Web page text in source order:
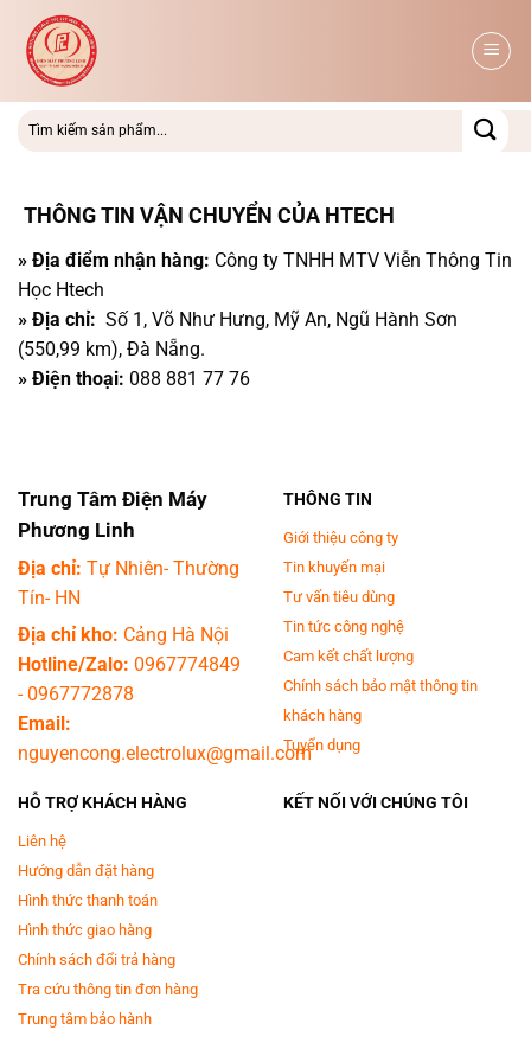
qua
dung
THÔNG TIN VẬN CHUYỂN CỦA HTECH
» Địa điểm nhận hàng: Công ty TNHH MTV Viễn Thông Tin
Học Htech
» Địa chỉ: Số 1, Võ Như Hưng, Mỹ An, Ngũ Hành Sơn
(550,99 km), Đà Nẵng.
» Điện thoại: 088 881 77 76
Trung Tâm Điện Máy
Phương Linh
Địa chỉ: Tự Nhiên- Thường
Tín- HN
Địa chỉ kho: Cảng Hà Nội
Hotline/Zalo: 0967774849
-0967772878
Email:
nguyencong.electrolux@gmail.com
THÔNG TIN
Giới thiệu công ty
Tin khuyến mại
Tư vấn tiêu dùng
Tin tức công nghệ
Cam kết chất lượng
Chính sách bảo mật thông tin
khách hàng
Tuyển dụng
HỖ TRỢ KHÁCH HÀNG
Liên hệ
Hướng dẫn đặt hàng
Hình thức thanh toán
Hình thức giao hàng
Chính sách đổi trả hàng
Tra cứu thông tin đơn hàng
Trung tâm bảo hành
KẾT NỐI VỚI CHÚNG TÔI